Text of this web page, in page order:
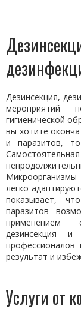
Дезинсекция,
мероприятий
гигиенической
вы хотите
и паразитов,
легко
показывает,
паразитов
применением
дезинсекция
профессионалов
результат и
Услуги от